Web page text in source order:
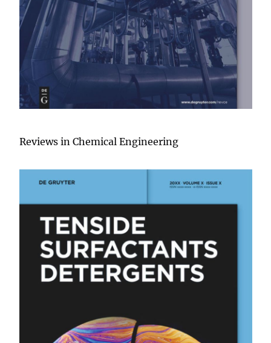
Reviews in Chemical Engineering